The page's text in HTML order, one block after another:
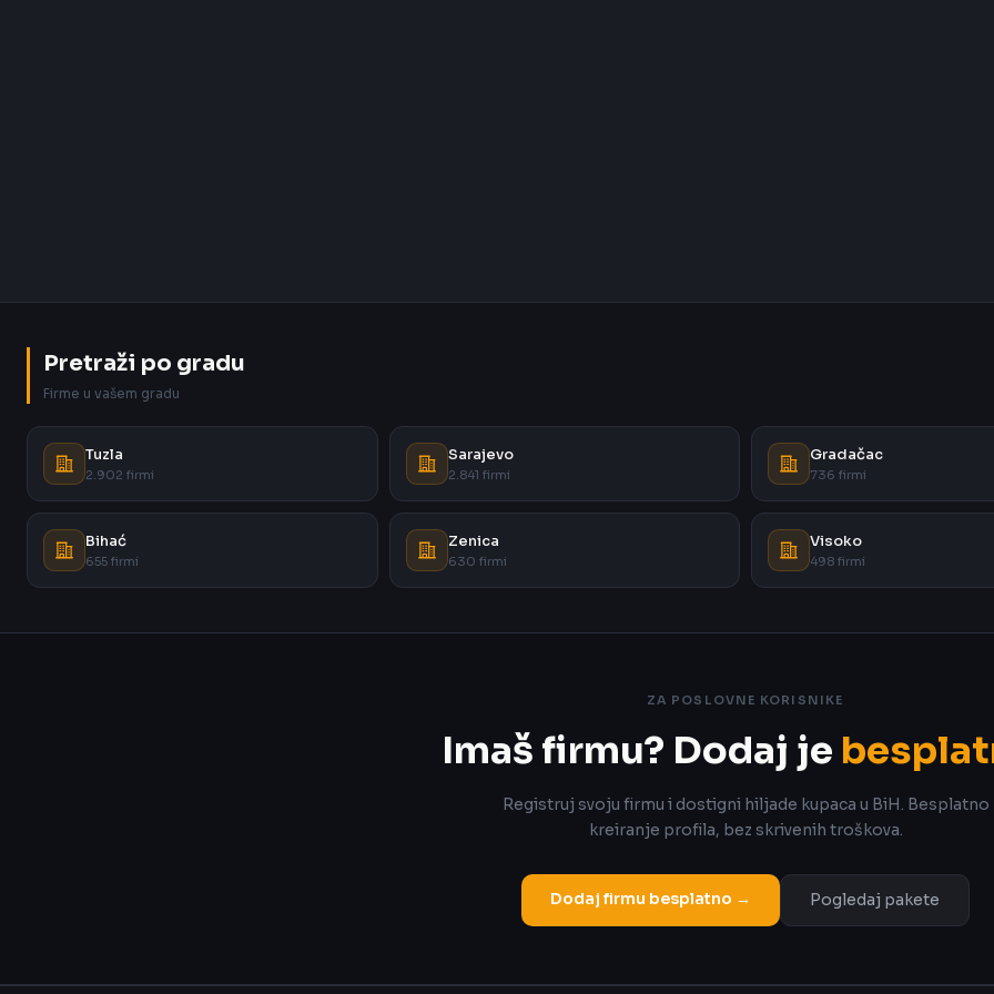
Pretraži po gradu
Firme u vašem gradu
Tuzla
2.902 firmi
Sarajevo
2.841 firmi
Gradačac
736 firmi
Bihać
655 firmi
Zenica
630 firmi
Visoko
498 firmi
ZA POSLOVNE KORISNIKE
Imaš firmu? Dodaj je
Registruj svoju firmu i dostigni hiljade kupaca u BiH. Besplatno
kreiranje profila, bez skrivenih troškova.
Dodaj firmu besplatno → Pogledaj pakete